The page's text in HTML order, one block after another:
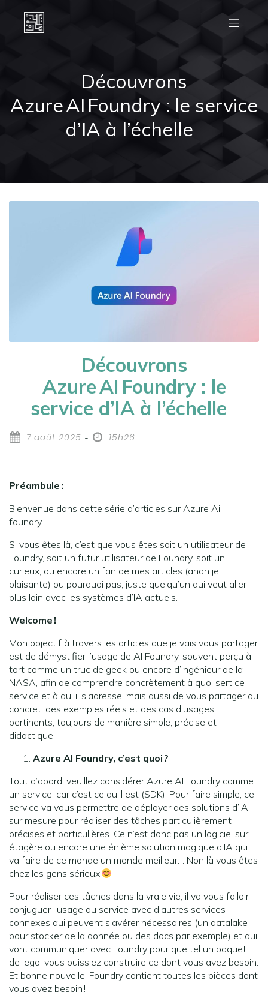
Découvrons
Azure AI Foundry : le service
d’IA à l’échelle
Découvrons
Azure AI Foundry : le
service d’IA à l’échelle
7 août 2025 - 15h26
Préambule :
Bienvenue dans cette série d’articles sur Azure Ai
foundry.
Si vous êtes là, c’est que vous êtes soit un utilisateur de
Foundry, soit un futur utilisateur de Foundry, soit un
curieux, ou encore un fan de mes articles (ahah je
plaisante) ou pourquoi pas, juste quelqu’un qui veut aller
plus loin avec les systèmes d’IA actuels.
Welcome !
Mon objectif à travers les articles que je vais vous partager
est de démystifier l’usage de AI Foundry, souvent perçu à
tort comme un truc de geek ou encore d’ingénieur de la
NASA, afin de comprendre concrètement à quoi sert ce
service et à qui il s’adresse, mais aussi de vous partager du
concret, des exemples réels et des cas d’usages
pertinents, toujours de manière simple, précise et
didactique.
Azure AI Foundry, c’est quoi ?
Tout d’abord, veuillez considérer Azure AI Foundry comme
un service, car c’est ce qu’il est (SDK). Pour faire simple, ce
service va vous permettre de déployer des solutions d’IA
sur mesure pour réaliser des tâches particulièrement
précises et particulières. Ce n’est donc pas un logiciel sur
étagère ou encore une énième solution magique d’IA qui
va faire de ce monde un monde meilleur… Non là vous êtes
chez les gens sérieux
Pour réaliser ces tâches dans la vraie vie, il va vous falloir
conjuguer l’usage du service avec d’autres services
connexes qui peuvent s’avérer nécessaires (un datalake
pour stocker de la donnée ou des docs par exemple) et qui
vont communiquer avec Foundry pour que tel un paquet
de lego, vous puissiez construire ce dont vous avez besoin.
Et bonne nouvelle, Foundry contient toutes les pièces dont
vous avez besoin !